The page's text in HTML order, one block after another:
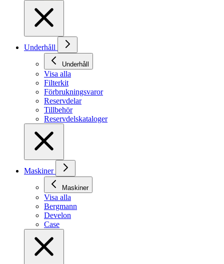
Underhåll
Underhåll
Visa alla
Filterkit
Förbrukningsvaror
Reservdelar
Tillbehör
Reservdelskataloger
Maskiner
Maskiner
Visa alla
Bergmann
Develon
Case